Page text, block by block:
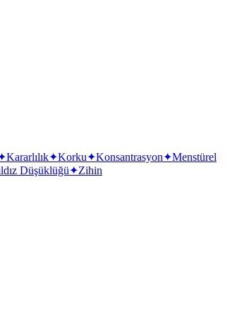
Kararlılık✦Korku✦Konsantrasyon✦Menstürel
Düşüklüğü✦Zihin